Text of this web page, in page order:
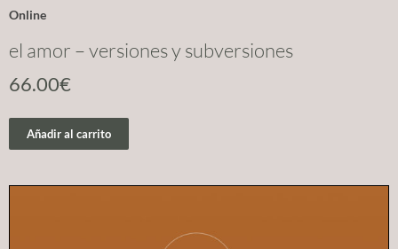
Online
el amor – versiones y subversiones
66.00€
Añadir al carrito